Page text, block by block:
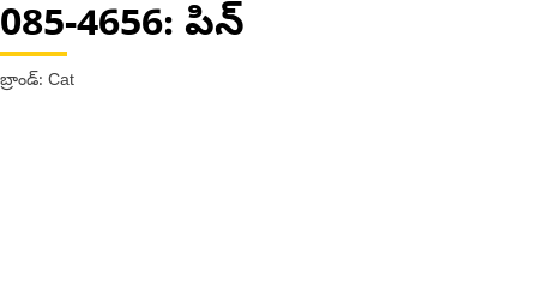
085-4656: పిన్
బ్రాండ్: Cat